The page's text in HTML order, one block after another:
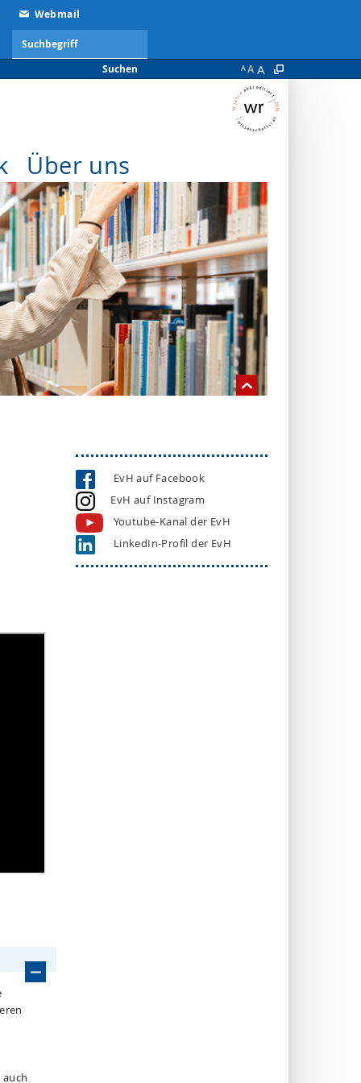
Webmail
Suchen A A A
Über uns
EvH auf Facebook
EvH auf Instagram
Youtube-Kanal der EvH
LinkedIn-Profil der EvH